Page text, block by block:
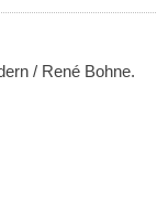
/ René Bohne.